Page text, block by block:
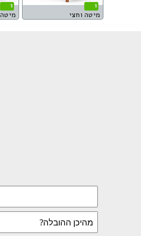
1
מיטה וחצי
1